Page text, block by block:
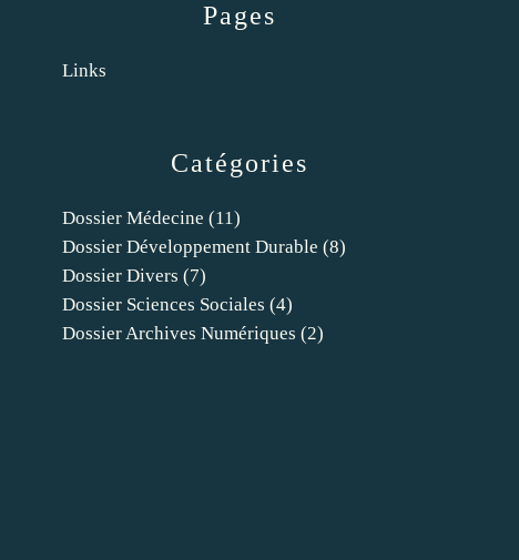
Catégories
Dossier Médecine (11)
Dossier Développement Durable (8)
Dossier Divers (7)
Dossier Sciences Sociales (4)
Dossier Archives Numériques (2)
Pages
Links